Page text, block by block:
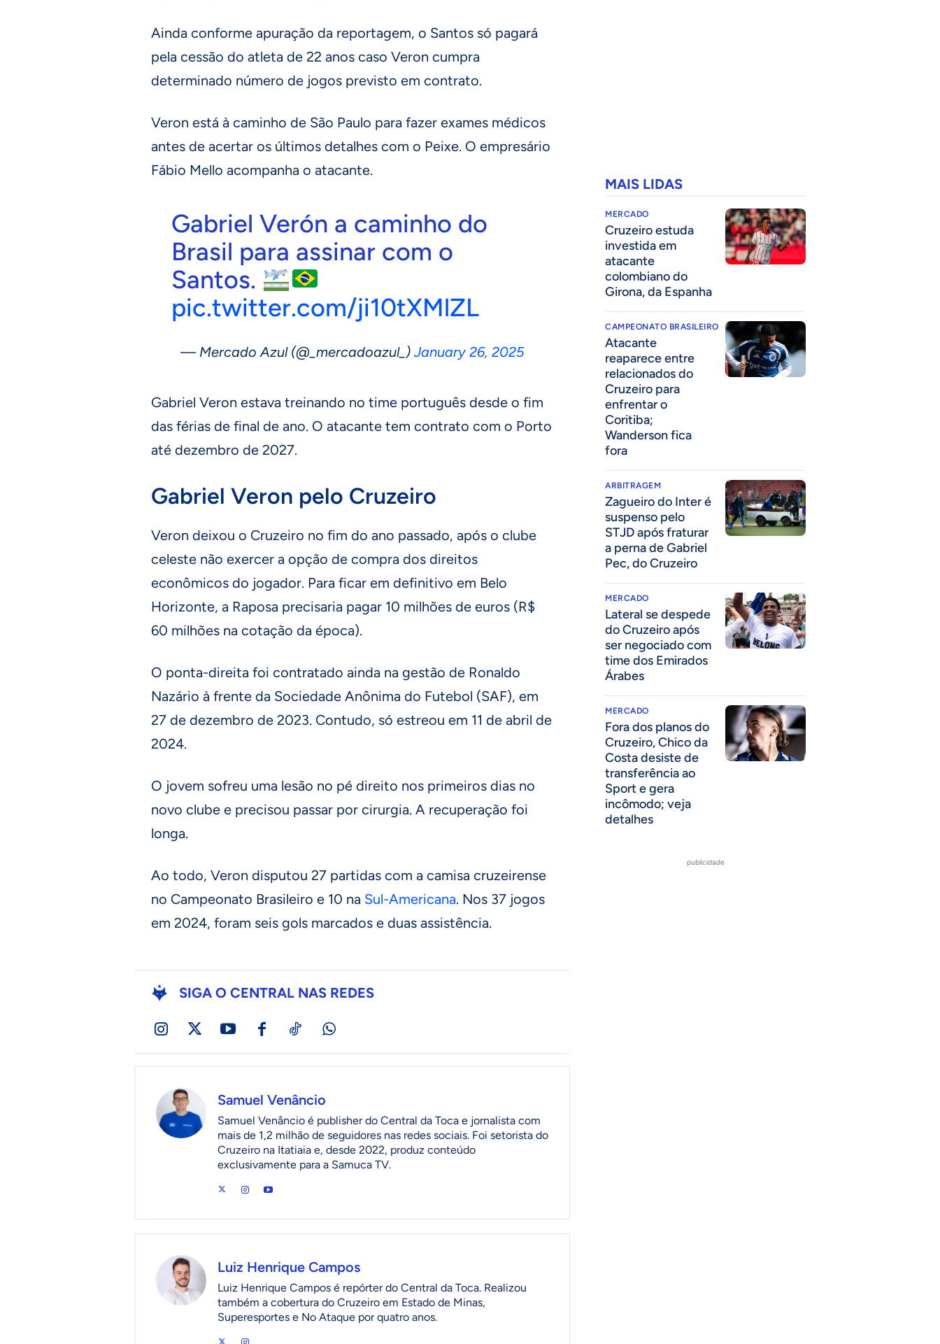
Ainda conforme apuração da reportagem, o Santos só pagará
pela cessão do atleta de 22 anos caso Veron cumpra
determinado número de jogos previsto em contrato.
Veron está à caminho de São Paulo para fazer exames médicos
antes de acertar os últimos detalhes com o Peixe. O empresário
Fábio Mello acompanha o atacante.
Gabriel Verón a caminho do
Brasil para assinar com o
Santos.
pic.twitter.com/ji10tXMlZL
— Mercado Azul (@_mercadoazul_)January 26, 2025
Gabriel Veron estava treinando no time português desde o fim
das férias de final de ano. O atacante tem contrato com o Porto
até dezembro de 2027.
Gabriel Veron pelo Cruzeiro
Veron deixou o Cruzeiro no fim do ano passado, após o clube
celeste não exercer a opção de compra dos direitos
econômicos do jogador. Para ficar em definitivo em Belo
Horizonte, a Raposa precisaria pagar 10 milhões de euros (R$
60 milhões na cotação da época).
O ponta-direita foi contratado ainda na gestão de Ronaldo
Nazário à frente da Sociedade Anônima do Futebol (SAF), em
27 de dezembro de 2023. Contudo, só estreou em 11 de abril de
2024.
O jovem sofreu uma lesão no pé direito nos primeiros dias no
novo clube e precisou passar por cirurgia. A recuperação foi
longa.
Ao todo, Veron disputou 27 partidas com a camisa cruzeirense
no Campeonato Brasileiro e 10 na Sul-Americana. Nos 37 jogos
em 2024, foram seis gols marcados e duas assistência.
SIGA O CENTRAL NAS REDES
Samuel Venâncio
Samuel Venâncio é publisher do Central da Toca e jornalista com
mais de 1,2 milhão de seguidores nas redes sociais. Foi setorista do
Cruzeiro na Itatiaia e, desde 2022, produz conteúdo
exclusivamente para a Samuca TV.
Luiz Henrique Campos
Luiz Henrique Campos é repórter do Central da Toca. Realizou
também a cobertura do Cruzeiro em Estado de Minas,
Superesportes e No Ataque por quatro anos.
MAIS LIDAS
MERCADO
Cruzeiro estuda
investida em
atacante
colombiano do
Girona, da Espanha
CAMPEONATO BRASILEIRO
Atacante
reaparece entre
relacionados do
Cruzeiro para
enfrentar o
Coritiba;
Wanderson fica
fora
ARBITRAGEM
Zagueiro do Inter é
suspenso pelo
STJD após fraturar
a perna de Gabriel
Pec, do Cruzeiro
MERCADO
Lateral se despede
do Cruzeiro após
ser negociado com
time dos Emirados
Árabes
MERCADO
Fora dos planos do
Cruzeiro, Chico da
Costa desiste de
transferência ao
Sport e gera
incômodo; veja
detalhes
publicidade